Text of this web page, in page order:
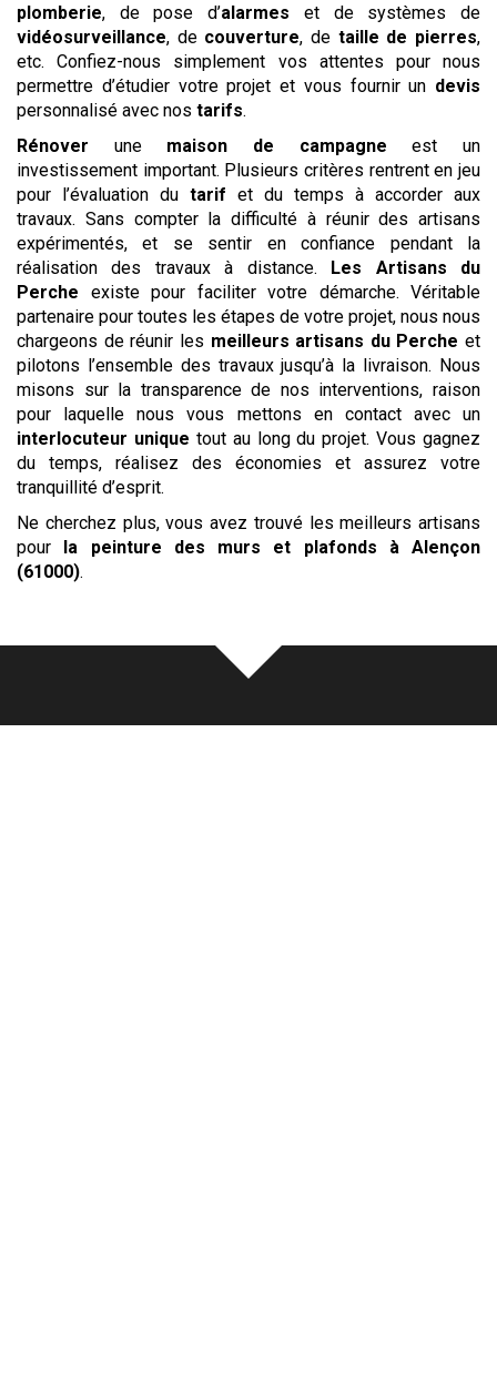
plomberie, de pose d’alarmes et de systèmes de
vidéosurveillance, de couverture, de taille de pierres,
etc. Confiez-nous simplement vos attentes pour nous
permettre d’étudier votre projet et vous fournir un devis
personnalisé avec nos tarifs.
Rénover une maison de campagne est un
investissement important. Plusieurs critères rentrent en jeu
pour l’évaluation du tarif et du temps à accorder aux
travaux. Sans compter la difficulté à réunir des artisans
expérimentés, et se sentir en confiance pendant la
réalisation des travaux à distance. Les Artisans du
Perche existe pour faciliter votre démarche. Véritable
partenaire pour toutes les étapes de votre projet, nous nous
chargeons de réunir les meilleurs artisans du Perche et
pilotons l’ensemble des travaux jusqu’à la livraison. Nous
misons sur la transparence de nos interventions, raison
pour laquelle nous vous mettons en contact avec un
interlocuteur unique tout au long du projet. Vous gagnez
du temps, réalisez des économies et assurez votre
tranquillité d’esprit.
Ne cherchez plus, vous avez trouvé les meilleurs artisans
pour la peinture des murs et plafonds
à Alençon
(61000).